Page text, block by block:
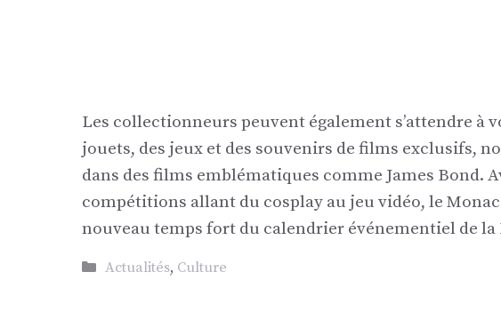
Les collectionneurs peuvent également s’attendre à
jouets, des jeux et des souvenirs de films exclusifs,
dans des films emblématiques comme James Bond.
compétitions allant du cosplay au jeu vidéo, le
nouveau temps fort du calendrier événementiel de
Catégories
Actualités, Culture